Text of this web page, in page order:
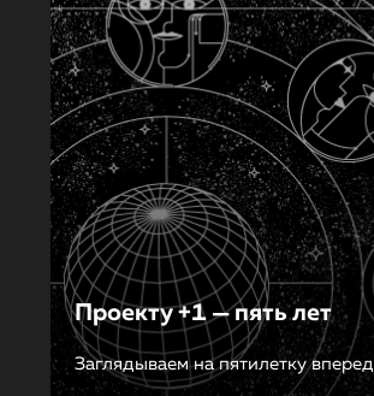
Проекту +1 — пять лет
Заглядываем на пятилетку вперед